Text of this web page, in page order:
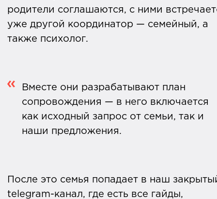
родители соглашаются, с ними
уже другой координатор — семейный, а
также психолог.
Вместе они разрабатывают план
сопровождения — в него включается
как исходный запрос от семьи, так и
наши предложения.
После это семья попадает в наш
telegram-канал, где есть все гайды,